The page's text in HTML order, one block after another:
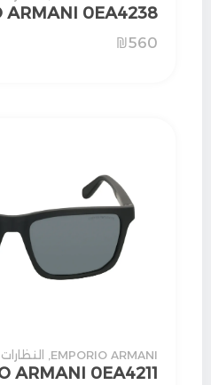
ARMANI 0EA4238
₪560
EMPORIO ARMANI
ARMANI 0EA4211